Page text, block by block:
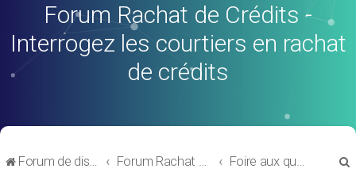
Forum Rachat de Crédits -
Interrogez les courtiers en rachat
de crédits
Forum de discussions sur le Regroupement de Crédits et le Rachat de Crédits Forum Rachat de Crédits Foire aux questions (Questions posées fréquemment)